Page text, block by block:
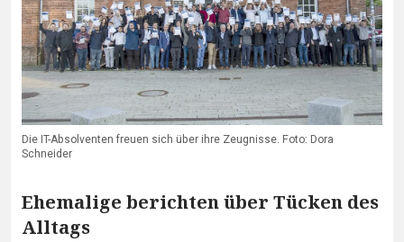
Die IT-Absolventen freuen sich über ihre Zeugnisse. Foto: Dora
Schneider
Ehemalige berichten über Tücken des
Alltags